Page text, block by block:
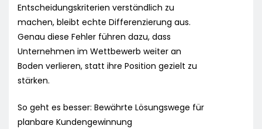
Entscheidungskriterien verständlich zu
machen, bleibt echte Differenzierung aus.
Genau diese Fehler führen dazu, dass
Unternehmen im Wettbewerb weiter an
Boden verlieren, statt ihre Position gezielt zu
stärken.
So geht es besser: Bewährte Lösungswege für
planbare Kundengewinnung